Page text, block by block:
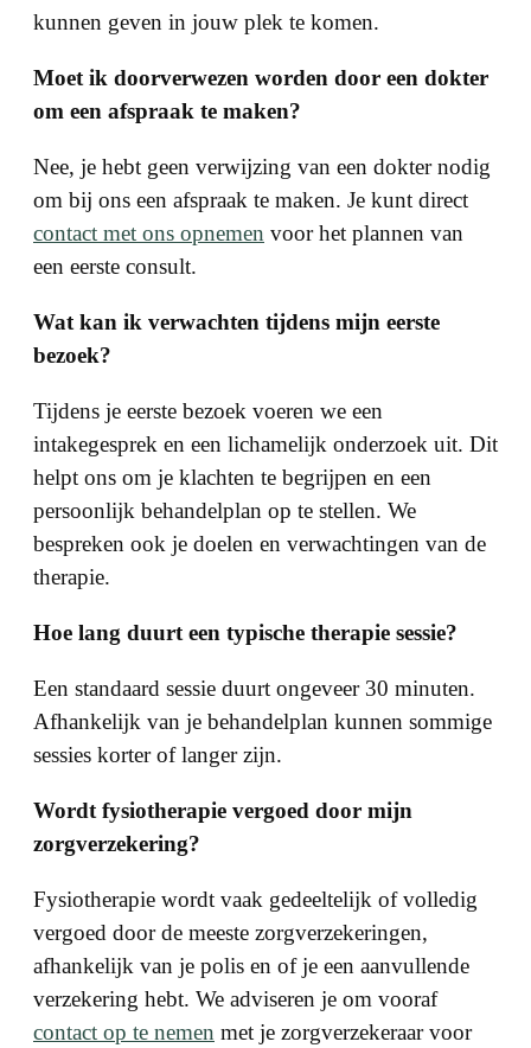
kunnen geven in jouw plek te komen.
Moet ik doorverwezen worden door een dokter
om een afspraak te maken?
Nee, je hebt geen verwijzing van een dokter nodig
om bij ons een afspraak te maken. Je kunt direct
contact met ons opnemen voor het plannen van
een eerste consult.
Wat kan ik verwachten tijdens mijn eerste
bezoek?
Tijdens je eerste bezoek voeren we een
intakegesprek en een lichamelijk onderzoek uit. Dit
helpt ons om je klachten te begrijpen en een
persoonlijk behandelplan op te stellen. We
bespreken ook je doelen en verwachtingen van de
therapie.
Hoe lang duurt een typische therapie sessie?
Een standaard sessie duurt ongeveer 30 minuten.
Afhankelijk van je behandelplan kunnen sommige
sessies korter of langer zijn.
Wordt fysiotherapie vergoed door mijn
zorgverzekering?
Fysiotherapie wordt vaak gedeeltelijk of volledig
vergoed door de meeste zorgverzekeringen,
afhankelijk van je polis en of je een aanvullende
verzekering hebt. We adviseren je om vooraf
contact op te nemen met je zorgverzekeraar voor